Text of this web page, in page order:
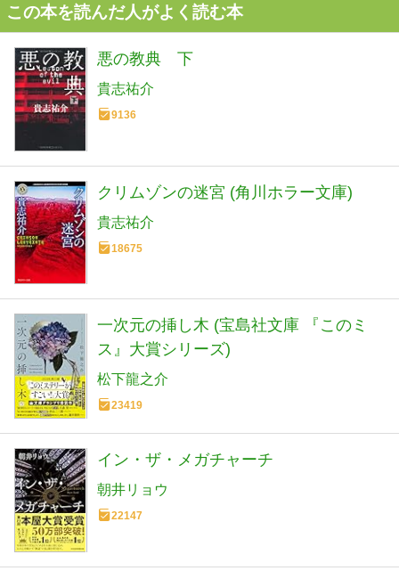
この本を読んだ人がよく読む本
悪の教典 下
貴志祐介
9136
クリムゾンの迷宮 (角川ホラー文庫)
貴志祐介
18675
一次元の挿し木 (宝島社文庫 『このミ
ス』大賞シリーズ)
松下龍之介
23419
イン・ザ・メガチャーチ
朝井リョウ
22147